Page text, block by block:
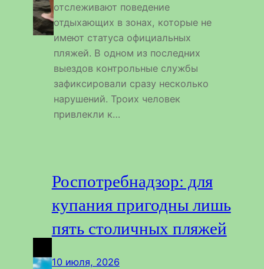
отслеживают поведение
отдыхающих в зонах, которые не
имеют статуса официальных
пляжей. В одном из последних
выездов контрольные службы
зафиксировали сразу несколько
нарушений. Троих человек
привлекли к…
Роспотребнадзор: для
купания пригодны лишь
пять столичных пляжей
10 июля, 2026